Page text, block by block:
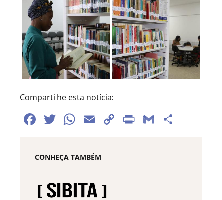
Compartilhe esta notícia:
Facebook
Twitter
WhatsApp
EmailCopyPrintGmail
CONHEÇA TAMBÉM